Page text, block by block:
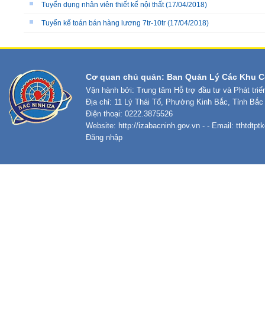
Tuyển dụng nhân viên thiết kế nội thất(17/04/2018)
Tuyển kế toán bán hàng lương 7tr-10tr (17/04/2018)
Cơ quan chủ quản: Ban Quản Lý Các Khu
Vận hành bởi: Trung tâm Hỗ trợ đầu tư và Phát
Địa chỉ: 11 Lý Thái Tổ, Phường Kinh Bắc, Tỉnh Bắc
Điện thoại: 0222.3875526
Website: http://izabacninh.gov.vn - - Email:
Đăng nhập